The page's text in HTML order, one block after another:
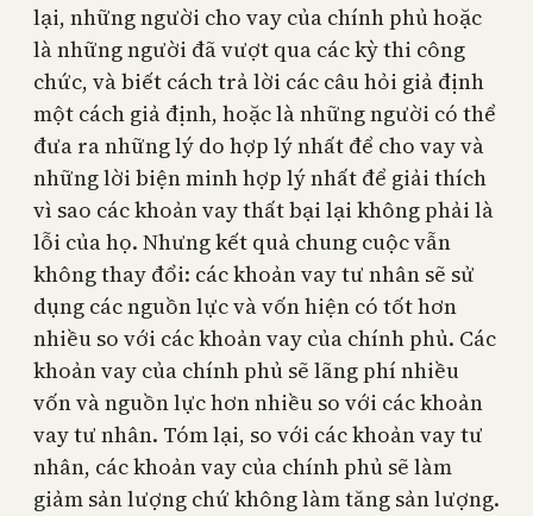
lại, những người cho vay của chính phủ hoặc
là những người đã vượt qua các kỳ thi công
chức, và biết cách trả lời các câu hỏi giả định
một cách giả định, hoặc là những người có thể
đưa ra những lý do hợp lý nhất để cho vay và
những lời biện minh hợp lý nhất để giải thích
vì sao các khoản vay thất bại lại không phải là
lỗi của họ. Nhưng kết quả chung cuộc vẫn
không thay đổi: các khoản vay tư nhân sẽ sử
dụng các nguồn lực và vốn hiện có tốt hơn
nhiều so với các khoản vay của chính phủ. Các
khoản vay của chính phủ sẽ lãng phí nhiều
vốn và nguồn lực hơn nhiều so với các khoản
vay tư nhân. Tóm lại, so với các khoản vay tư
nhân, các khoản vay của chính phủ sẽ làm
giảm sản lượng chứ không làm tăng sản lượng.